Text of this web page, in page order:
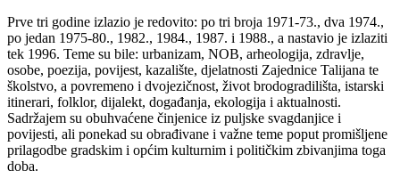
Prve tri godine izlazio je redovito: po tri broja 1971-73., dva 1974.,
po jedan 1975-80., 1982., 1984., 1987. i 1988., a nastavio je izlaziti
tek 1996. Teme su bile: urbanizam, NOB, arheologija, zdravlje,
osobe, poezija, povijest, kazalište, djelatnosti Zajednice Talijana te
školstvo, a povremeno i dvojezičnost, život brodogradilišta, istarski
itinerari, folklor, dijalekt, događanja, ekologija i aktualnosti.
Sadržajem su obuhvaćene činjenice iz puljske svagdanjice i
povijesti, ali ponekad su obrađivane i važne teme poput promišljene
prilagodbe gradskim i općim kulturnim i političkim zbivanjima toga
doba.